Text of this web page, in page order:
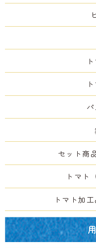
セット商
トマト
トマト加